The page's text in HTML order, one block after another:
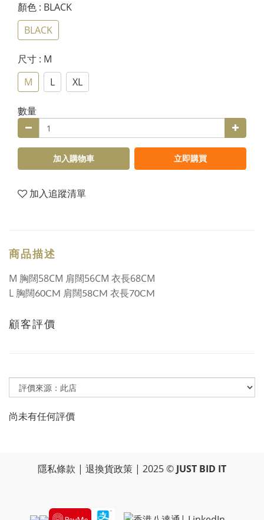
顏色 : BLACK
BLACK
尺寸 : M
M
L XL
數量
加入購物車 立即購買
加入追蹤清單
商品描述
M 胸闊58CM 肩闊56CM 衣長68CM
L 胸闊60CM 肩闊58CM 衣長70CM
顧客評價
尚未有任何評價
隱私條款 | 退換貨政策 | 2025 © JUST BID IT